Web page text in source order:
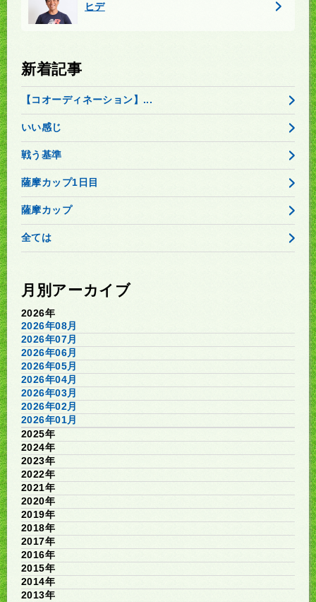
ヒデ
新着記事
【コオーディネーション】...
いい感じ
戦う基準
薩摩カップ1日目
薩摩カップ
全ては
月別アーカイブ
2026年
2026年08月
2026年07月
2026年06月
2026年05月
2026年04月
2026年03月
2026年02月
2026年01月
2025年
2024年
2023年
2022年
2021年
2020年
2019年
2018年
2017年
2016年
2015年
2014年
2013年